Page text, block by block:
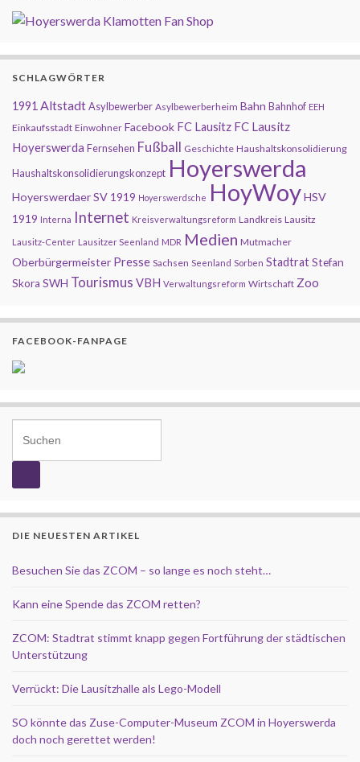
SCHLAGWÖRTER
1991 AltstadtAsylbewerber Asylbewerberheim Bahn Bahnhof EEH
Einkaufsstadt Einwohner Facebook FC Lausitz FC Lausitz
Hoyerswerda Fernsehen Fußball Geschichte Haushaltskonsolidierung
Haushaltskonsolidierungskonzept Hoyerswerda
Hoyerswerdaer SV 1919 Hoyerswerdsche HoyWoyHSV
1919 Interna Internet Kreisverwaltungsreform Landkreis Lausitz
Lausitz-Center Lausitzer Seenland MDR Medien Mutmacher
Oberbürgermeister Presse Sachsen Seenland Sorben StadtratStefan
Skora SWH Tourismus VBH Verwaltungsreform Wirtschaft Zoo
FACEBOOK-FANPAGE
DIE NEUESTEN ARTIKEL
Besuchen Sie das ZCOM – so lange es noch steht…
Kann eine Spende das ZCOM retten?
ZCOM: Stadtrat stimmt knapp gegen Fortführung der städtischen
Unterstützung
Verrückt: Die Lausitzhalle als Lego-Modell
SO könnte das Zuse-Computer-Museum ZCOM in Hoyerswerda
doch noch gerettet werden!